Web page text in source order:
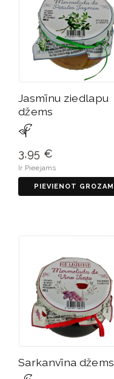
Jasmīnu ziedlapu
džems
3,95 €
Ir Pieejams
PIEVIENOT GROZAM
Sarkanvīna džems